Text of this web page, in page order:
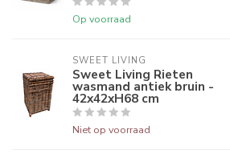
Op voorraad
SWEET LIVING
Sweet Living Rieten
wasmand antiek bruin -
42x42xH68 cm
Niet op voorraad